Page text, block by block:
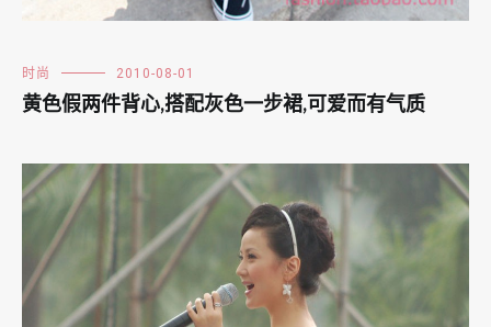
时尚 2010-08-01
黄色假两件背心,搭配灰色一步裙,可爱而有气质